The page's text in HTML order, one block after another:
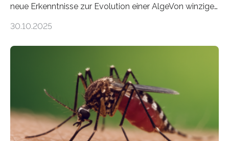
neue Erkenntnisse zur Evolution einer AlgeVon winzigen
Landpflanzen zählen zu den komplexesten
Grünalgen, die vor Hunderten von Millionen Jahren
lebten. Unter den Vorfahren sticht eine Gruppe heraus,
die noch heute in der Natur vorkommt: die
Süßwasseralge Coleochaetophyceae. Einige Arten
dieser Gruppe bilden aus Zellfäden dichte Geflechte
mit scheibenförmiger Gestalt. Was auffällig ist: Die
30.10.2025